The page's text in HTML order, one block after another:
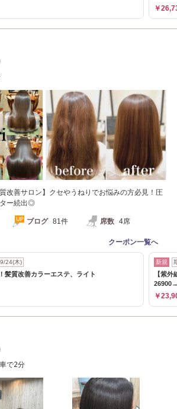
￥
改善サロン】クセやうねりでお悩みの方必見！圧
ー続出◎
ブログ 81件 席数 4席
クーポン一覧へ
24(木)
髪質改善カラーエステ、ライト
新規
【紫
￥
で2分